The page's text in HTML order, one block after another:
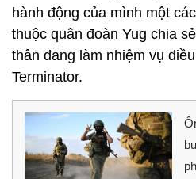
hành động của mình một
thuộc quân đoàn Yug chia
thân đang làm nhiệm vụ
Terminator.